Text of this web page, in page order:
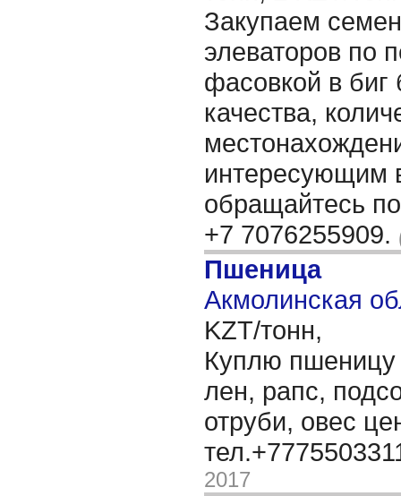
Закупаем
элеваторов по
фасовкой в биг
качества,
интересующим
обращайтесь
+7 7076255909.
Пшеница
Акмолинская
KZT/тонн,
Куплю пшеницу
лен, рапс,
отруби, овес
2017